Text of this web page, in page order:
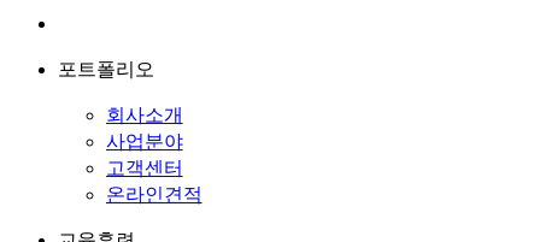
포트폴리오
회사소개
사업분야
고객센터
온라인견적